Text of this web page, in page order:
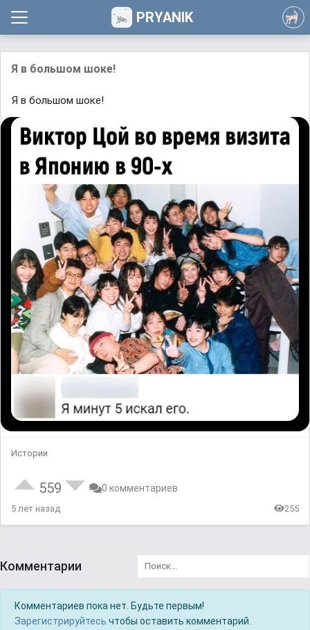
PRYANIK
Я в большом шоке!
Я в большом шоке!
Истории
559 0 комментариев
5 лет назад 255
Комментарии
Комментариев пока нет. Будьте первым!
Зарегистрируйтесь чтобы оставить комментарий.